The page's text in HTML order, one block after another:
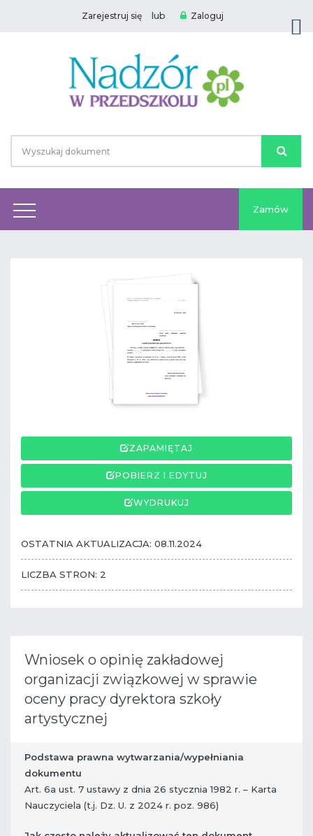
Zarejestruj się lub Zaloguj
Zamów
ZAPAMIĘTAJ
POBIERZ I EDYTUJ
WYDRUKUJ
OSTATNIA AKTUALIZACJA: 08.11.2024
LICZBA STRON: 2
Wniosek o opinię zakładowej
organizacji związkowej w sprawie
oceny pracy dyrektora szkoły
artystycznej
Podstawa prawna wytwarzania/wypełniania
dokumentu
Art. 6a ust. 7 ustawy z dnia 26 stycznia 1982 r. – Karta
Nauczyciela (t.j. Dz. U. z 2024 r. poz. 986)